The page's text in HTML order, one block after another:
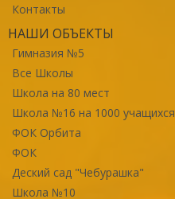
Контакты
НАШИ ОБЪЕКТЫ
Гимназия №5
Все Школы
Школа на 80 мест
Школа №16 на 1000 учащихся
ФОК Орбита
ФОК
Деский сад "Чебурашка"
Школа №10